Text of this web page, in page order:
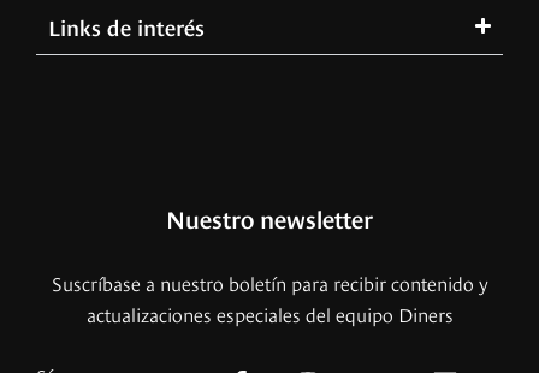
Links de interés
Nuestro newsletter
Suscríbase a nuestro boletín para recibir contenido y
actualizaciones especiales del equipo Diners